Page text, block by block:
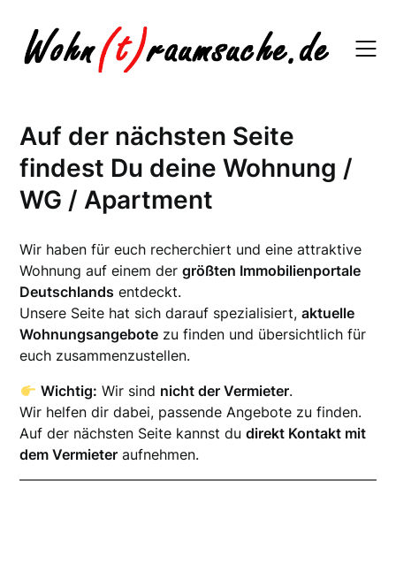
content
Auf der nächsten Seite
findest Du deine Wohnung /
WG / Apartment
Wir haben für euch recherchiert und eine attraktive
Wohnung auf einem dergrößten Immobilienportale
Deutschlands entdeckt.
Unsere Seite hat sich darauf spezialisiert,aktuelle
Wohnungsangebote zu finden und übersichtlich für
euch zusammenzustellen.
Wichtig: Wir sind nicht der Vermieter.
Wir helfen dir dabei, passende Angebote zu finden.
Auf der nächsten Seite kannst dudirekt Kontakt mit
dem Vermieter aufnehmen.